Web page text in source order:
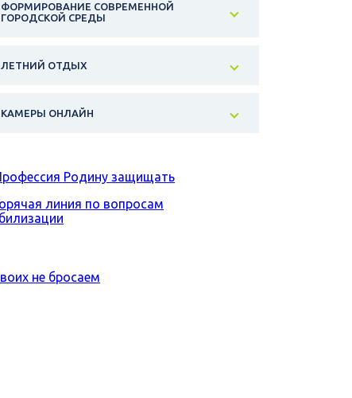
ФОРМИРОВАНИЕ СОВРЕМЕННОЙ
ГОРОДСКОЙ СРЕДЫ
ЛЕТНИЙ ОТДЫХ
КАМЕРЫ ОНЛАЙН